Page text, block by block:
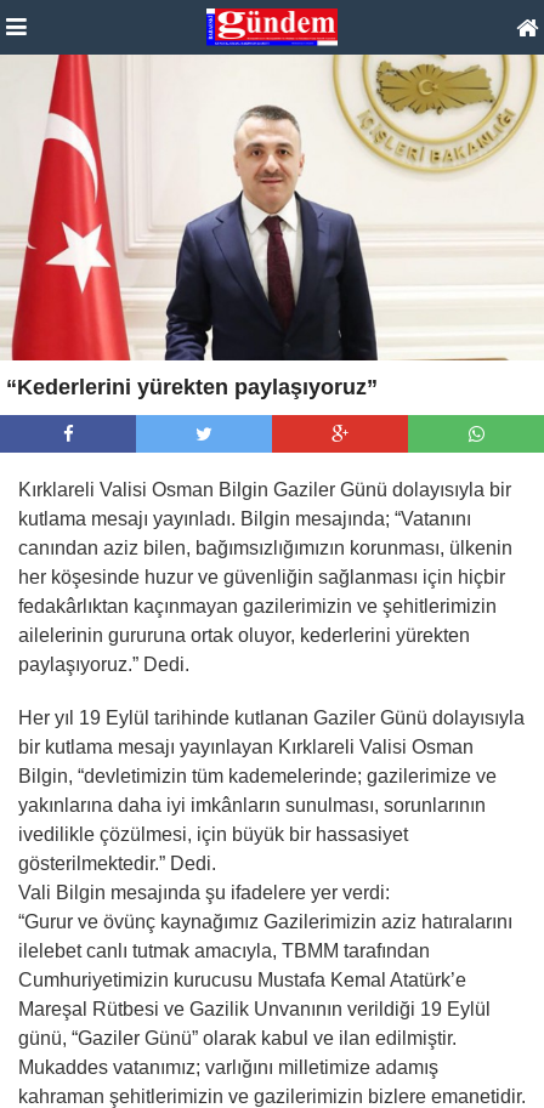
“Kederlerini yürekten paylaşıyoruz”
Kırklareli Valisi Osman Bilgin Gaziler Günü dolayısıyla bir
kutlama mesajı yayınladı. Bilgin mesajında; “Vatanını
canından aziz bilen, bağımsızlığımızın korunması, ülkenin
her köşesinde huzur ve güvenliğin sağlanması için hiçbir
fedakârlıktan kaçınmayan gazilerimizin ve şehitlerimizin
ailelerinin gururuna ortak oluyor, kederlerini yürekten
paylaşıyoruz.” Dedi.
Her yıl 19 Eylül tarihinde kutlanan Gaziler Günü dolayısıyla
bir kutlama mesajı yayınlayan Kırklareli Valisi Osman
Bilgin, “devletimizin tüm kademelerinde; gazilerimize ve
yakınlarına daha iyi imkânların sunulması, sorunlarının
ivedilikle çözülmesi, için büyük bir hassasiyet
gösterilmektedir.” Dedi.
Vali Bilgin mesajında şu ifadelere yer verdi:
“Gurur ve övünç kaynağımız Gazilerimizin aziz hatıralarını
ilelebet canlı tutmak amacıyla, TBMM tarafından
Cumhuriyetimizin kurucusu Mustafa Kemal Atatürk’e
Mareşal Rütbesi ve Gazilik Unvanının verildiği 19 Eylül
günü, “Gaziler Günü” olarak kabul ve ilan edilmiştir.
Mukaddes vatanımız; varlığını milletimize adamış
kahraman şehitlerimizin ve gazilerimizin bizlere emanetidir.